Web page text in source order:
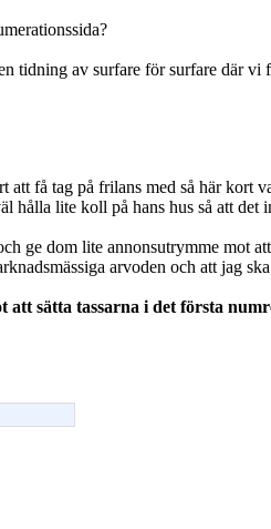
tidning av surfare för surfare där
få tag på frilans med så här kort
hålla lite koll på hans hus så att
ge dom lite annonsutrymme mot
arvoden och att jag
sätta tassarna i det första